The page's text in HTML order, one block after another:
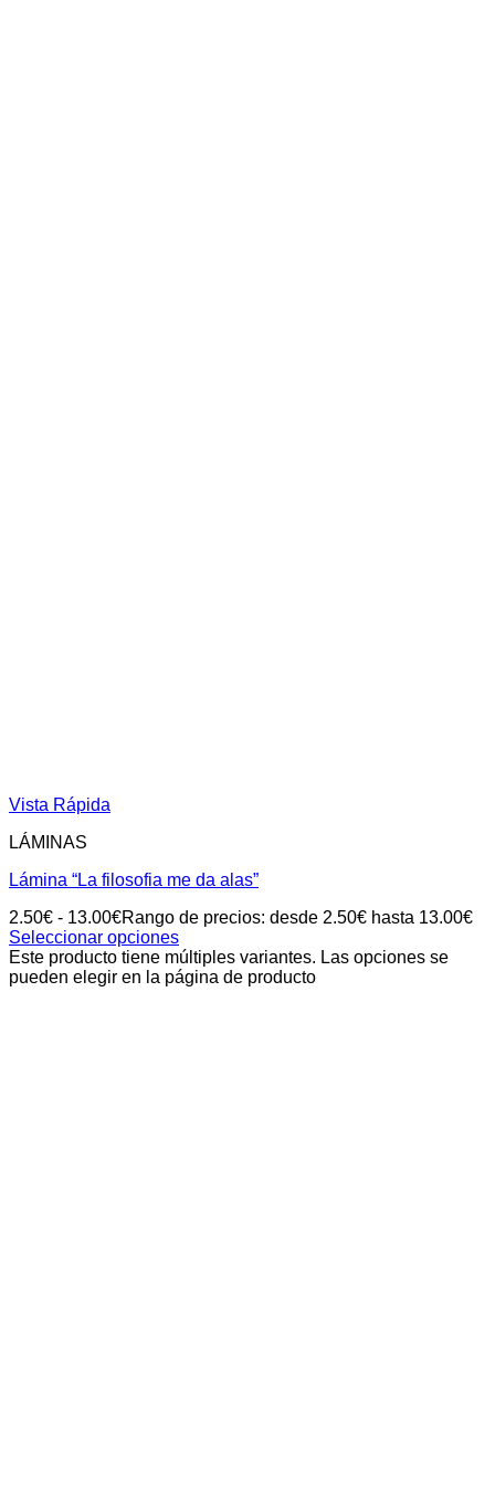
Vista Rápida
LÁMINAS
Lámina “La filosofia me da alas”
2.50€ - 13.00€Rango de precios: desde 2.50€ hasta 13.00€
Seleccionar opciones
Este producto tiene múltiples variantes. Las opciones se
pueden elegir en la página de producto